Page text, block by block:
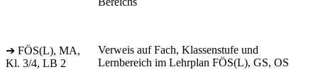
➔ FÖS(L), MA,
Kl. 3/4, LB 2
Verweis auf Fach, Klassenstufe und
Lernbereich im Lehrplan FÖS(L), GS, OS